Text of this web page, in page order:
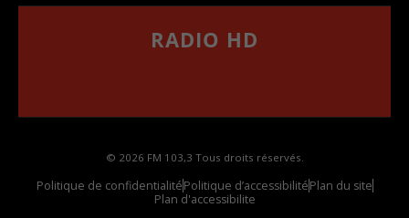
RADIO HD
© 2026 FM 103,3 Tous droits réservés.
Politique de confidentialitéPolitique d’accessibilitéPlan du site
Plan d'accessibilite